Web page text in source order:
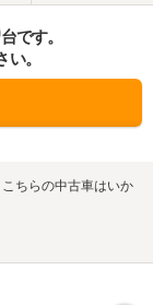
台です。
。
ちらの中古車はいか